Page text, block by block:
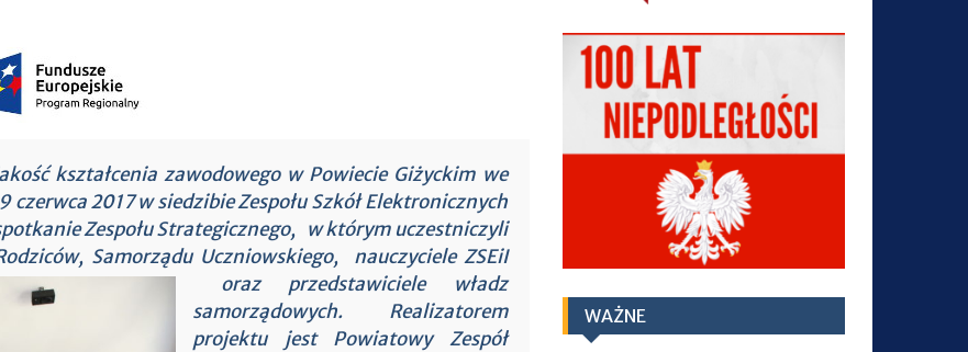
kształcenia zawodowego w Powiecie Giżyckim we
2017 w siedzibie Zespołu Szkół Elektronicznych
Zespołu Strategicznego, w którym uczestniczyli
Samorządu Uczniowskiego, nauczyciele ZSEiI
oraz przedstawiciele władz
samorządowych. Realizatorem
projektu jest Powiatowy Zespół
WAŻNE